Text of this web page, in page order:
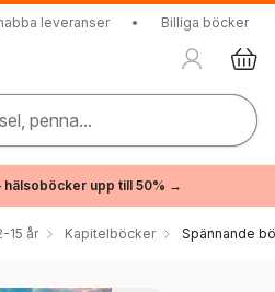
leveranser • Billiga böcker
penna...
hälsoböcker upp till 50% →
15 år Kapitelböcker Spännande